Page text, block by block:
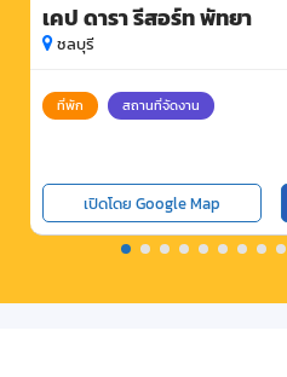
เคป ดารา รีสอร์ท พัทยา
ชลบุรี
ที่พัก สถานที่จัดงาน
เปิดโดย Google Map